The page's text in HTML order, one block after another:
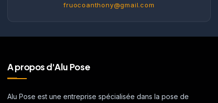
fruocoanthony@gmail.com
A propos d'Alu Pose
Alu Pose est une entreprise spécialisée dans la pose de